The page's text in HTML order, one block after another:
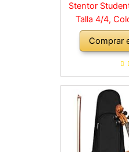
Stentor
Talla 4/4,
Comprar